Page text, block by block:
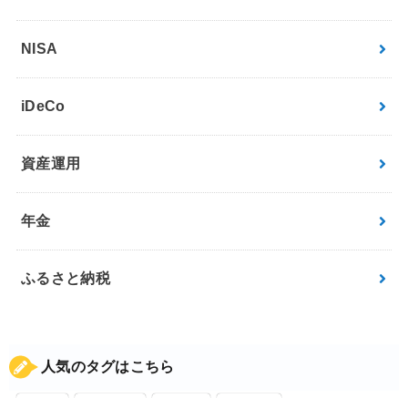
NISA
iDeCo
資産運用
年金
ふるさと納税
人気のタグはこちら